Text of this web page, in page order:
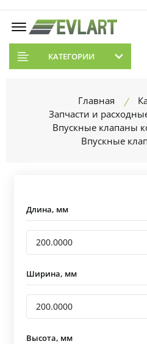
КАТЕГОРИИ
Главная
Запчасти и
Впускные клапаны
Впускные
Длина, мм
200.0000
Ширина, мм
200.0000
Высота, мм